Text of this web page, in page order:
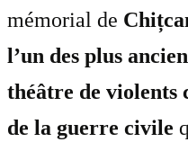
mémorial de
l’un des plus
théâtre de violents
de la guerre civile